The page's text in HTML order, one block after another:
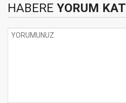
HABERE YORUM KAT